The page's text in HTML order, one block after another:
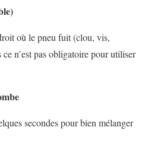
où le pneu fuit (clou, vis,
n’est pas obligatoire pour utiliser
secondes pour bien mélanger